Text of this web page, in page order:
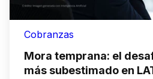
Cobranzas
Mora temprana: el
más subestimado en